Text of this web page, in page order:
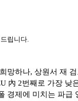
드립니다.
망하나, 상원서 재
內 2번째로 가장 낮
경제에 미치는 파급